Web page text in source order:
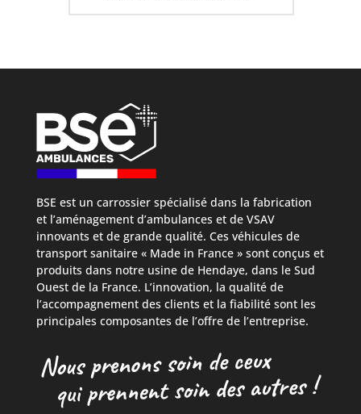
BSE est un carrossier spécialisé dans la fabrication
et l’aménagement d’ambulances et de VSAV
innovants et de grande qualité. Ces véhicules de
transport sanitaire « Made in France » sont conçus et
produits dans notre usine de Hendaye, dans le Sud
Ouest de la France. L’innovation, la qualité de
l’accompagnement des clients et la fiabilité sont les
principales composantes de l’offre de l’entreprise.